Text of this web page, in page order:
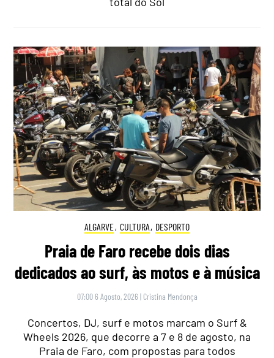
ALGARVE, CULTURA, DESPORTO
Praia de Faro recebe dois dias
dedicados ao surf, às motos e à música
07:00 6 Agosto, 2026 | Cristina Mendonça
Concertos, DJ, surf e motos marcam o Surf &
Wheels 2026, que decorre a 7 e 8 de agosto, na
Praia de Faro, com propostas para todos